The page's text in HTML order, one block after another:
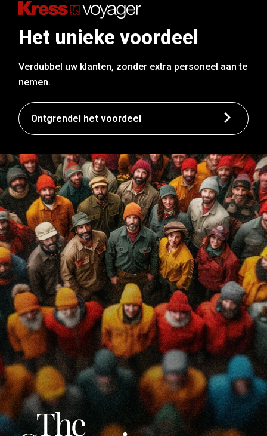
Het unieke voordeel
Verdubbel uw klanten, zonder extra personeel aan te
nemen.
Ontgrendel het voordeel